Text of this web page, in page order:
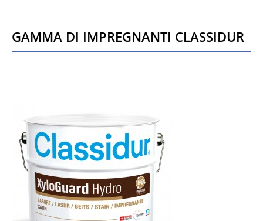
Gamma di impregnanti Classidur